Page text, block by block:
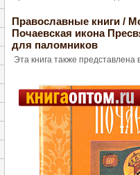
Православные книги /
Почаевская икона
для паломников
Эта книга также представлена